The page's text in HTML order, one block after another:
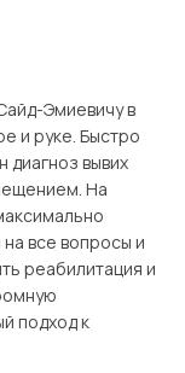
Эмиевичу в
и руке. Быстро
диагноз вывих
На
все вопросы и
реабилитация и
подход к